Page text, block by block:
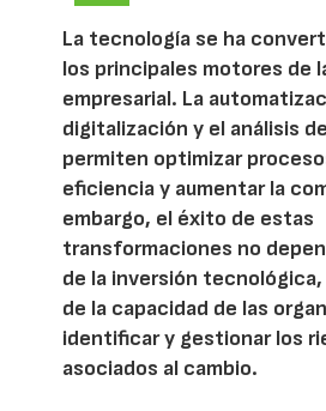
La tecnología se ha
los principales motores de
empresarial. La
digitalización y el análisis
permiten optimizar
eficiencia y aumentar la
embargo, el éxito de estas
transformaciones no
de la inversión
de la capacidad de las
identificar y gestionar los
asociados al cambio.